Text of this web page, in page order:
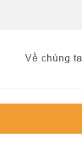
Về chúng ta